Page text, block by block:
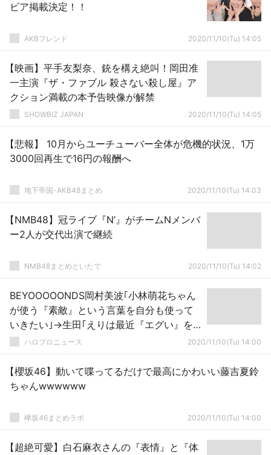
ビア掲載決定！！
AKBフレンド 2020/11/10(Tu) 14:05
【映画】平手友梨奈、銃を構え絶叫！岡田准
一主演『ザ・ファブル 殺さない殺し屋』ア
クション満載の本予告映像が解禁
SHOWBIZ JAPAN 2020/11/10(Tu) 14:05
【悲報】 10月からユーチューバー全体が危機的状況、1万
3000回再生で16円の報酬へ
地下帝国-AKB48まとめ 2020/11/10(Tu) 14:03
【NMB48】冠ライブ『N’』がチームNメンバ
ー2人が交代出演で継続
NMB48まとめといたで 2020/11/10(Tu) 14:02
BEYOOOOONDS岡村美波｢小林萌花ちゃん
が使う『素敵』という言葉を自分も使って
いきたい｣→生田｢えりは最近『エグい』を
よく使います｣
ハロプロニュース 2020/11/10(Tu) 14:00
【櫻坂46】動いて喋ってるだけで最高にかわいい藤吉夏鈴
ちゃんwwwwww
欅坂46まとめラボ 2020/11/10(Tu) 14:00
【超絶可愛】白石麻衣さんの『表情』と『体